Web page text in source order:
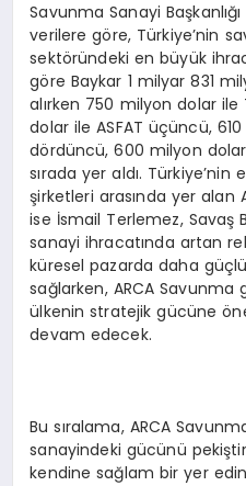
Savunma Sanayi
verilere göre, Türkiye’nin
sektöründeki en büyük
göre Baykar 1 milyar 831
alırken 750 milyon dolar ile
dolar ile ASFAT üçüncü,
dördüncü, 600 milyon
sırada yer aldı.
şirketleri arasında yer alan
ise İsmail Terlemez, Savaş
sanayi ihracatında artan
küresel pazarda daha
sağlarken, ARCA Savunma
ülkenin stratejik gücüne
devam edecek.
Bu sıralama, ARCA
sanayindeki gücünü
kendine sağlam bir yer